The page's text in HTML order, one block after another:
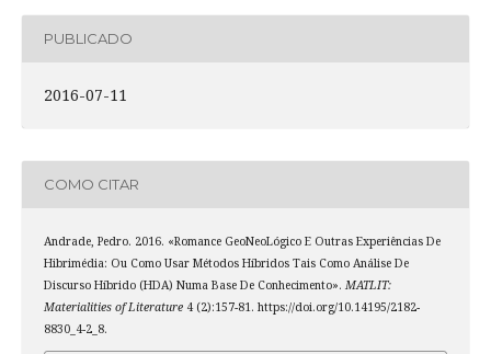
PUBLICADO
2016-07-11
COMO CITAR
Andrade, Pedro. 2016. «Romance GeoNeoLógico E Outras Experiências De
Hibrimédia: Ou Como Usar Métodos Híbridos Tais Como Análise De
Discurso Híbrido (HDA) Numa Base De Conhecimento». MATLIT:
Materialities of Literature4 (2):157-81. https://doi.org/10.14195/2182-
8830_4-2_8.